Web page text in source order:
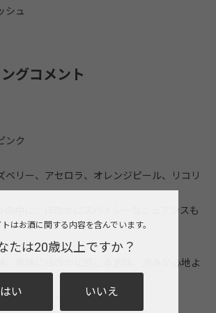
シュ
グコメント
ンク
ベリー、アセロラ、オレンジピール、リコリ
の中に、ほのかにスパイシーなニュアンスも
。後味にほのかに感じる苦味、渋みが心地よ
ョンにもマッチします。
トはお酒に関する内容を含んでいます。
たは20歳以上ですか？
はい いいえ